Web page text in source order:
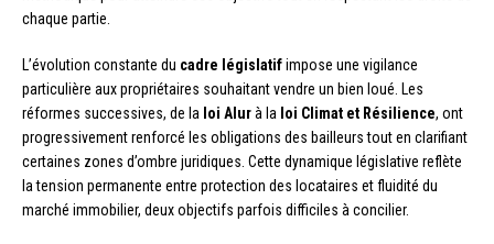
chaque partie.
L’évolution constante du cadre législatifimpose une vigilance
particulière aux propriétaires souhaitant vendre un bien loué. Les
réformes successives, de la loi Alurà la loi Climat et Résilience, ont
progressivement renforcé les obligations des bailleurs tout en clarifiant
certaines zones d’ombre juridiques. Cette dynamique législative reflète
la tension permanente entre protection des locataires et fluidité du
marché immobilier, deux objectifs parfois difficiles à concilier.